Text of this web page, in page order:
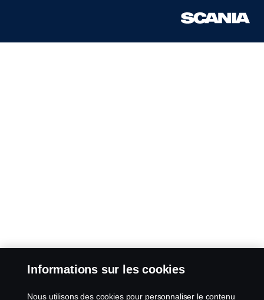
Informations sur les cookies
Nous utilisons des cookies pour personnaliser le contenu